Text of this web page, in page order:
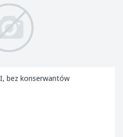
bez konserwantów